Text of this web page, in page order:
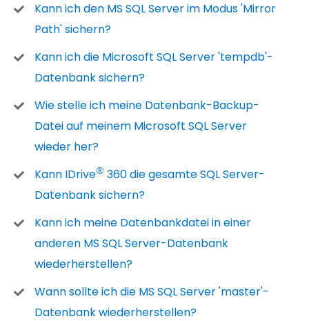
Kann ich den MS SQL Server im Modus 'Mirror
Path' sichern?
Kann ich die Microsoft SQL Server 'tempdb'-
Datenbank sichern?
Wie stelle ich meine Datenbank-Backup-
Datei auf meinem Microsoft SQL Server
wieder her?
Kann IDrive® 360 die gesamte SQL Server-
Datenbank sichern?
Kann ich meine Datenbankdatei in einer
anderen MS SQL Server-Datenbank
wiederherstellen?
Wann sollte ich die MS SQL Server 'master'-
Datenbank wiederherstellen?